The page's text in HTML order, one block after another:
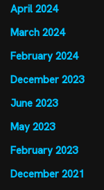
April 2024
March 2024
February 2024
December 2023
June 2023
May 2023
February 2023
December 2021